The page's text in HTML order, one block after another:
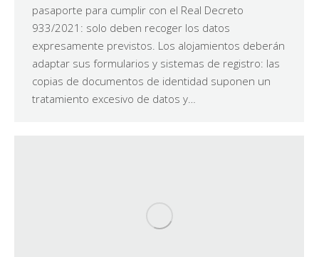
pasaporte para cumplir con el Real Decreto
933/2021: solo deben recoger los datos
expresamente previstos. Los alojamientos deberán
adaptar sus formularios y sistemas de registro: las
copias de documentos de identidad suponen un
tratamiento excesivo de datos y…